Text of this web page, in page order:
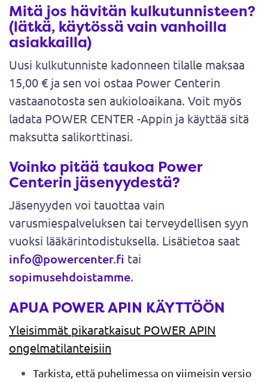
Mitä jos hävitän kulkutunnisteen?
(lätkä, käytössä vain vanhoilla
asiakkailla)
Uusi kulkutunniste kadonneen tilalle maksaa
15,00 € ja sen voi ostaa Power Centerin
vastaanotosta sen aukioloaikana. Voit myös
ladata POWER CENTER -Appin ja käyttää sitä
maksutta salikorttinasi.
Voinko pitää taukoa Power
Centerin jäsenyydestä?
Jäsenyyden voi tauottaa vain
varusmiespalveluksen tai terveydellisen syyn
vuoksi lääkärintodistuksella. Lisätietoa saat
info@powercenter.fi tai
sopimusehdoistamme.
APUA POWER APIN KÄYTTÖÖN
Yleisimmät pikaratkaisut POWER APIN
ongelmatilanteisiin
Tarkista, että puhelimessa on viimeisin versio